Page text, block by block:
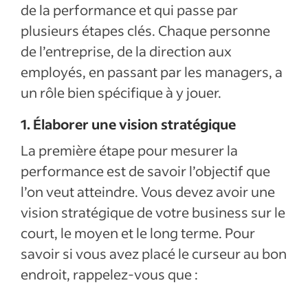
de la performance et qui passe par
plusieurs étapes clés. Chaque personne
de l’entreprise, de la direction aux
employés, en passant par les managers, a
un rôle bien spécifique à y jouer.
1. Élaborer une vision stratégique
La première étape pour mesurer la
performance est de savoir l’objectif que
l’on veut atteindre. Vous devez avoir une
vision stratégique de votre business sur le
court, le moyen et le long terme. Pour
savoir si vous avez placé le curseur au bon
endroit, rappelez-vous que :